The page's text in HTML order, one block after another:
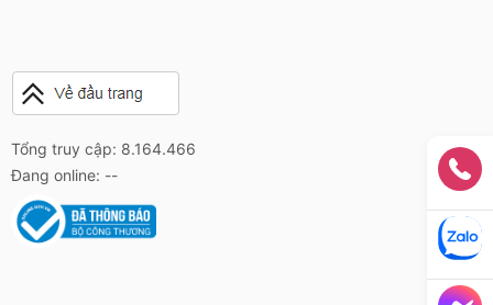
Tổng truy cập: 8.164.466
Đang online: --